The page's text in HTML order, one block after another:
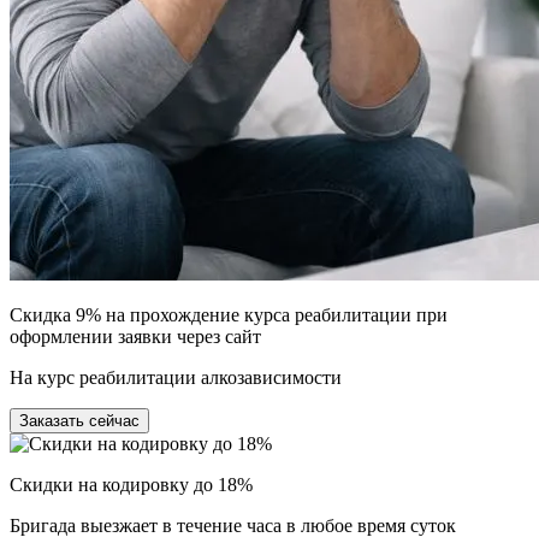
Скидка 9% на прохождение курса реабилитации при
оформлении заявки через сайт
На курс реабилитации алкозависимости
Заказать сейчас
Скидки на кодировку до 18%
Бригада выезжает в течение часа в любое время суток